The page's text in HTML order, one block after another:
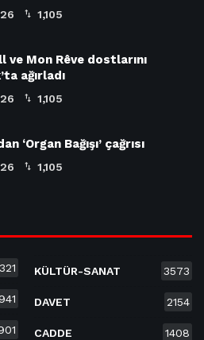
1,105
ve Mon Rêve dostlarını
ağırladı
1,105
‘Organ Bağışı’ çağrısı
1,105
KÜLTÜR-SANAT 3573
DAVET 2154
CADDE 1408